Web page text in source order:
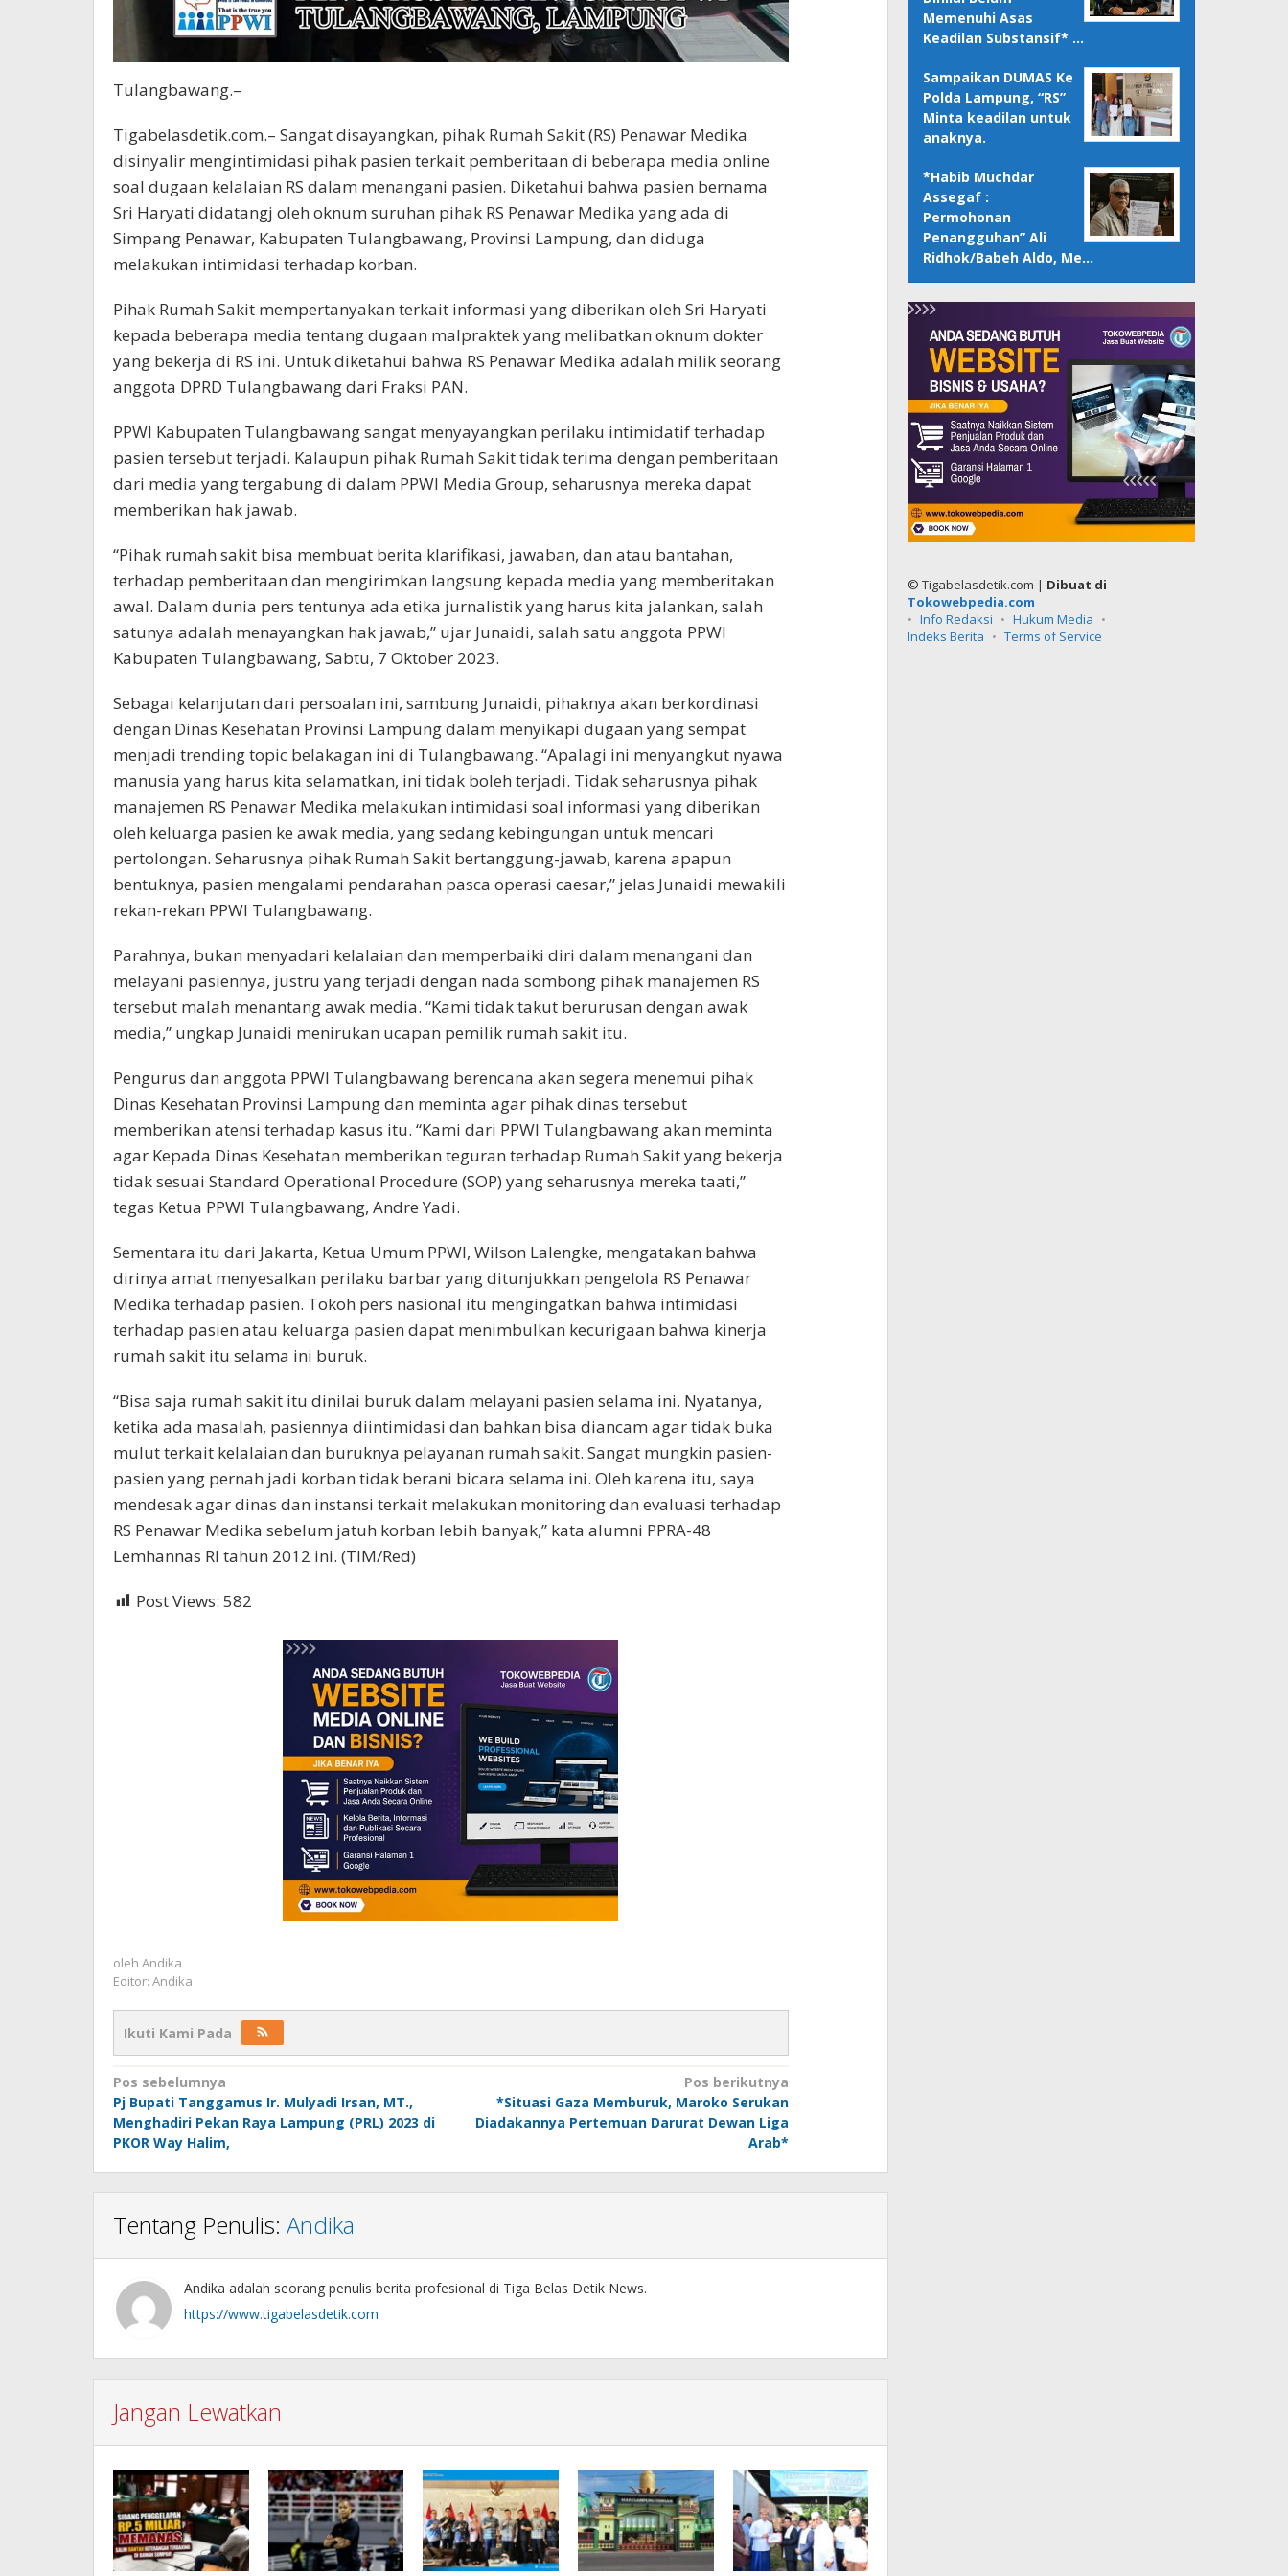
Tulangbawang.–
Tigabelasdetik.com.– Sangat disayangkan, pihak Rumah Sakit (RS) Penawar Medika
disinyalir mengintimidasi pihak pasien terkait pemberitaan di beberapa media online
soal dugaan kelalaian RS dalam menangani pasien. Diketahui bahwa pasien bernama
Sri Haryati didatangj oleh oknum suruhan pihak RS Penawar Medika yang ada di
Simpang Penawar, Kabupaten Tulangbawang, Provinsi Lampung, dan diduga
melakukan intimidasi terhadap korban.
Pihak Rumah Sakit mempertanyakan terkait informasi yang diberikan oleh Sri Haryati
kepada beberapa media tentang dugaan malpraktek yang melibatkan oknum dokter
yang bekerja di RS ini. Untuk diketahui bahwa RS Penawar Medika adalah milik seorang
anggota DPRD Tulangbawang dari Fraksi PAN.
PPWI Kabupaten Tulangbawang sangat menyayangkan perilaku intimidatif terhadap
pasien tersebut terjadi. Kalaupun pihak Rumah Sakit tidak terima dengan pemberitaan
dari media yang tergabung di dalam PPWI Media Group, seharusnya mereka dapat
memberikan hak jawab.
“Pihak rumah sakit bisa membuat berita klarifikasi, jawaban, dan atau bantahan,
terhadap pemberitaan dan mengirimkan langsung kepada media yang memberitakan
awal. Dalam dunia pers tentunya ada etika jurnalistik yang harus kita jalankan, salah
satunya adalah menayangkan hak jawab,” ujar Junaidi, salah satu anggota PPWI
Kabupaten Tulangbawang, Sabtu, 7 Oktober 2023.
Sebagai kelanjutan dari persoalan ini, sambung Junaidi, pihaknya akan berkordinasi
dengan Dinas Kesehatan Provinsi Lampung dalam menyikapi dugaan yang sempat
menjadi trending topic belakagan ini di Tulangbawang. “Apalagi ini menyangkut nyawa
manusia yang harus kita selamatkan, ini tidak boleh terjadi. Tidak seharusnya pihak
manajemen RS Penawar Medika melakukan intimidasi soal informasi yang diberikan
oleh keluarga pasien ke awak media, yang sedang kebingungan untuk mencari
pertolongan. Seharusnya pihak Rumah Sakit bertanggung-jawab, karena apapun
bentuknya, pasien mengalami pendarahan pasca operasi caesar,” jelas Junaidi mewakili
rekan-rekan PPWI Tulangbawang.
Parahnya, bukan menyadari kelalaian dan memperbaiki diri dalam menangani dan
melayani pasiennya, justru yang terjadi dengan nada sombong pihak manajemen RS
tersebut malah menantang awak media. “Kami tidak takut berurusan dengan awak
media,” ungkap Junaidi menirukan ucapan pemilik rumah sakit itu.
Pengurus dan anggota PPWI Tulangbawang berencana akan segera menemui pihak
Dinas Kesehatan Provinsi Lampung dan meminta agar pihak dinas tersebut
memberikan atensi terhadap kasus itu. “Kami dari PPWI Tulangbawang akan meminta
agar Kepada Dinas Kesehatan memberikan teguran terhadap Rumah Sakit yang bekerja
tidak sesuai Standard Operational Procedure (SOP) yang seharusnya mereka taati,”
tegas Ketua PPWI Tulangbawang, Andre Yadi.
Sementara itu dari Jakarta, Ketua Umum PPWI, Wilson Lalengke, mengatakan bahwa
dirinya amat menyesalkan perilaku barbar yang ditunjukkan pengelola RS Penawar
Medika terhadap pasien. Tokoh pers nasional itu mengingatkan bahwa intimidasi
terhadap pasien atau keluarga pasien dapat menimbulkan kecurigaan bahwa kinerja
rumah sakit itu selama ini buruk.
“Bisa saja rumah sakit itu dinilai buruk dalam melayani pasien selama ini. Nyatanya,
ketika ada masalah, pasiennya diintimidasi dan bahkan bisa diancam agar tidak buka
mulut terkait kelalaian dan buruknya pelayanan rumah sakit. Sangat mungkin pasien-
pasien yang pernah jadi korban tidak berani bicara selama ini. Oleh karena itu, saya
mendesak agar dinas dan instansi terkait melakukan monitoring dan evaluasi terhadap
RS Penawar Medika sebelum jatuh korban lebih banyak,” kata alumni PPRA-48
Lemhannas RI tahun 2012 ini. (TIM/Red)
Post Views: 582
oleh Andika
Editor: Andika
Ikuti Kami Pada
Navigasi
pos
Pos sebelumnya
Pj Bupati Tanggamus Ir. Mulyadi Irsan, MT.,
Menghadiri Pekan Raya Lampung (PRL) 2023 di
PKOR Way Halim,
Pos berikutnya
*Situasi Gaza Memburuk, Maroko Serukan
Diadakannya Pertemuan Darurat Dewan Liga
Arab*
Tentang Penulis: Andika
Andika adalah seorang penulis berita profesional di Tiga Belas Detik News.
https://www.tigabelasdetik.com
Jangan Lewatkan
Memenuhi Asas
Keadilan Substansif* …
Sampaikan DUMAS Ke
Polda Lampung, “RS”
Minta keadilan untuk
anaknya.
*Habib Muchdar
Assegaf :
Permohonan
Penangguhan” Ali
Ridhok/Babeh Aldo, Me…
© Tigabelasdetik.com | Dibuat di
Tokowebpedia.com
Info Redaksi
Hukum Media
Indeks Berita
Terms of Service